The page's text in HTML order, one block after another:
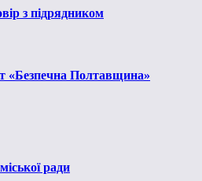
з підрядником
«Безпечна Полтавщина»
ради